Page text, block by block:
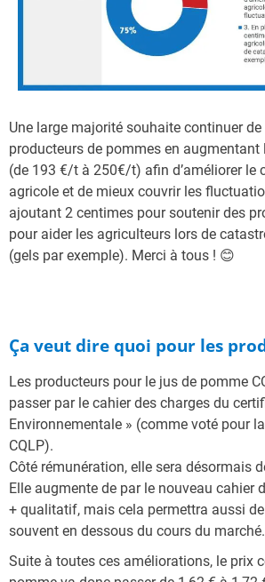
Une large majorité souhaite continuer
producteurs de pommes en augmentant
(de 193 €/t à 250€/t) afin d’améliorer le
agricole et de mieux couvrir les
ajoutant 2 centimes pour soutenir des
pour aider les agriculteurs lors de
(gels par exemple). Merci à tous ! 😊
Ça veut dire quoi pour les
Les producteurs pour le jus de pomme
passer par le cahier des charges du
Environnementale » (comme voté pour
CQLP).
Côté rémunération, elle sera désormais
Elle augmente de par le nouveau cahier
+ qualitatif, mais cela permettra aussi
souvent en dessous du cours du
Suite à toutes ces améliorations, le prix